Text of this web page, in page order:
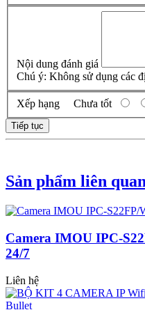
Nội dung đánh giá
Chú ý: Không sử dụng các
Xếp hạng Chưa tốt
Tiếp tục
Sản phẩm liên
Camera IMOU IPC-
24/7
Liên hệ